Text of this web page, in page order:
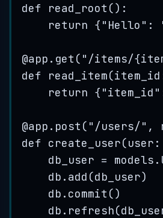
def
read_root () :
return { " Hello " :
@app . get ( " /items/
def
read_item(item_id
return { "item_id "
@app . post ( " /users/" ,
def
create_user(user :
db_user =
db. add (db_user)
db. commit ()
db. refresh(